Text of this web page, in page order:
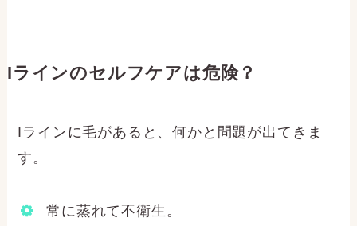
Iラインのセルフケアは危険？
Iラインに毛があると、何かと問題が出てきま
す。
常に蒸れて不衛生。